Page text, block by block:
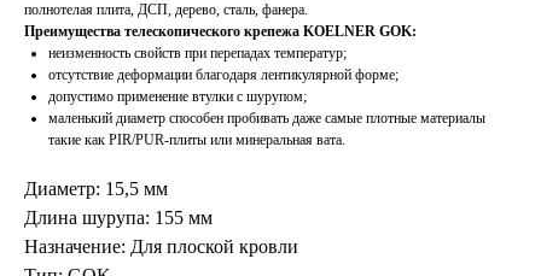
полнотелая плита, ДСП, дерево, сталь, фанера.
Преимущества телескопического крепежа KOELNER GOK:
неизменность свойств при перепадах температур;
отсутствие деформации благодаря лентикулярной форме;
допустимо применение втулки с шурупом;
маленький диаметр способен пробивать даже самые плотные материалы
такие как PIR/PUR-плиты или минеральная вата.
Диаметр: 15,5 мм
Длина шурупа: 155 мм
Назначение: Для плоской кровли